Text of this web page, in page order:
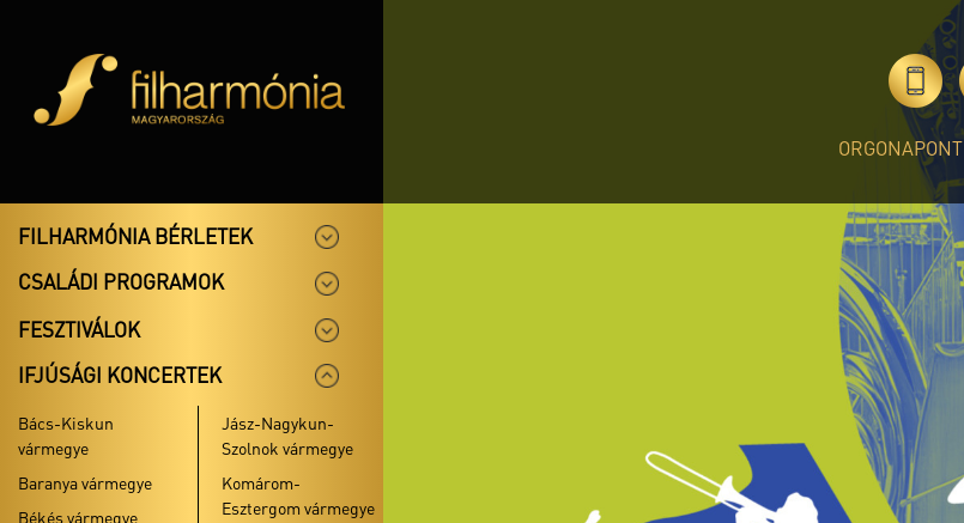
ORGONAPONT
FILHARMÓNIA BÉRLETEK
CSALÁDI PROGRAMOK
FESZTIVÁLOK
IFJÚSÁGI KONCERTEK
Bács-Kiskun
vármegye
Baranya vármegye
Békés vármegye
Jász-Nagykun-
Szolnok vármegye
Komárom-
Esztergom vármegye